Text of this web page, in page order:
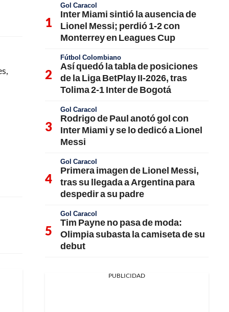
Gol Caracol
Inter Miami sintió la ausencia de
Lionel Messi; perdió 1-2 con
Monterrey en Leagues Cup
Fútbol Colombiano
Así quedó la tabla de posiciones
de la Liga BetPlay II-2026, tras
Tolima 2-1 Inter de Bogotá
Gol Caracol
Rodrigo de Paul anotó gol con
Inter Miami y se lo dedicó a Lionel
Messi
Gol Caracol
Primera imagen de Lionel Messi,
tras su llegada a Argentina para
despedir a su padre
Gol Caracol
Tim Payne no pasa de moda:
Olimpia subasta la camiseta de su
debut
PUBLICIDAD